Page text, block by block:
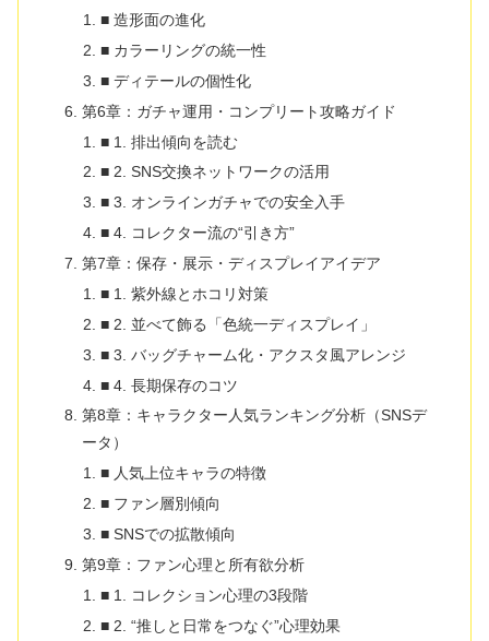
■ 造形面の進化
■ カラーリングの統一性
■ ディテールの個性化
第6章：ガチャ運用・コンプリート攻略ガイド
■ 1. 排出傾向を読む
■ 2. SNS交換ネットワークの活用
■ 3. オンラインガチャでの安全入手
■ 4. コレクター流の“引き方”
第7章：保存・展示・ディスプレイアイデア
■ 1. 紫外線とホコリ対策
■ 2. 並べて飾る「色統一ディスプレイ」
■ 3. バッグチャーム化・アクスタ風アレンジ
■ 4. 長期保存のコツ
第8章：キャラクター人気ランキング分析（SNSデ
ータ）
■ 人気上位キャラの特徴
■ ファン層別傾向
■ SNSでの拡散傾向
第9章：ファン心理と所有欲分析
■ 1. コレクション心理の3段階
■ 2. “推しと日常をつなぐ”心理効果